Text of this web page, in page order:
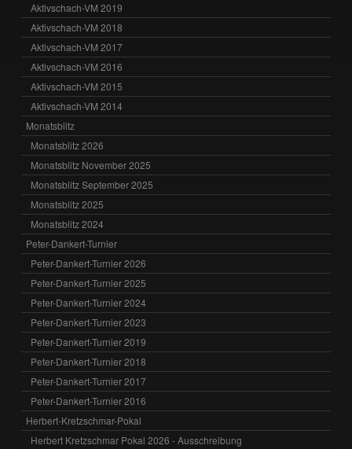
Aktivschach-VM 2019
Aktivschach-VM 2018
Aktivschach-VM 2017
Aktivschach-VM 2016
Aktivschach-VM 2015
Aktivschach-VM 2014
Monatsblitz
Monatsblitz 2026
Monatsblitz November 2025
Monatsblitz September 2025
Monatsblitz 2025
Monatsblitz 2024
Peter-Dankert-Turnier
Peter-Dankert-Turnier 2026
Peter-Dankert-Turnier 2025
Peter-Dankert-Turnier 2024
Peter-Dankert-Turnier 2023
Peter-Dankert-Turnier 2019
Peter-Dankert-Turnier 2018
Peter-Dankert-Turnier 2017
Peter-Dankert-Turnier 2016
Herbert-Kretzschmar-Pokal
Herbert Kretzschmar Pokal 2026 - Ausschreibung